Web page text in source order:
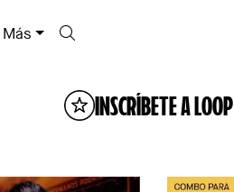
Más
INSCRÍBETE A LOOP